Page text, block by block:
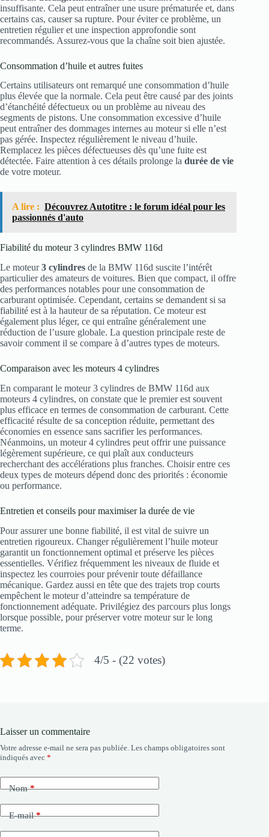
insuffisante. Cela peut entraîner une usure prématurée et, dans
certains cas, causer sa rupture. Pour éviter ce problème, un
entretien régulier et une inspection approfondie sont
recommandés. Assurez-vous que la chaîne soit bien ajustée.
Consommation d’huile et autres fuites
Certains utilisateurs ont remarqué une consommation d’huile
plus élevée que la normale. Cela peut être causé par des joints
d’étanchéité défectueux ou un problème au niveau des
segments de pistons. Une consommation excessive d’huile
peut entraîner des dommages internes au moteur si elle n’est
pas gérée. Inspectez régulièrement le niveau d’huile.
Remplacez les pièces défectueuses dès qu’une fuite est
détectée. Faire attention à ces détails prolonge la durée de vie
de votre moteur.
A lire : Découvrez Autotitre : le forum idéal pour les
passionnés d'auto
Fiabilité du moteur 3 cylindres BMW 116d
Le moteur3 cylindres de la BMW 116d suscite l’intérêt
particulier des amateurs de voitures. Bien que compact, il offre
des performances notables pour une consommation de
carburant optimisée. Cependant, certains se demandent si sa
fiabilité est à la hauteur de sa réputation. Ce moteur est
également plus léger, ce qui entraîne généralement une
réduction de l’usure globale. La question principale reste de
savoir comment il se compare à d’autres types de moteurs.
Comparaison avec les moteurs 4 cylindres
En comparant le moteur 3 cylindres de BMW 116d aux
moteurs 4 cylindres, on constate que le premier est souvent
plus efficace en termes de consommation de carburant. Cette
efficacité résulte de sa conception réduite, permettant des
économies en essence sans sacrifier les performances.
Néanmoins, un moteur 4 cylindres peut offrir une puissance
légèrement supérieure, ce qui plaît aux conducteurs
recherchant des accélérations plus franches. Choisir entre ces
deux types de moteurs dépend donc des priorités : économie
ou performance.
Entretien et conseils pour maximiser la durée de vie
Pour assurer une bonne fiabilité, il est vital de suivre un
entretien rigoureux. Changer régulièrement l’huile moteur
garantit un fonctionnement optimal et préserve les pièces
essentielles. Vérifiez fréquemment les niveaux de fluide et
inspectez les courroies pour prévenir toute défaillance
mécanique. Gardez aussi en tête que des trajets trop courts
empêchent le moteur d’atteindre sa température de
fonctionnement adéquate. Privilégiez des parcours plus longs
lorsque possible, pour préserver votre moteur sur le long
terme.
4/5 - (22 votes)
Laisser un commentaire
Votre adresse e-mail ne sera pas publiée. Les champs obligatoires sont
indiqués avec *
Nom*
E-mail*